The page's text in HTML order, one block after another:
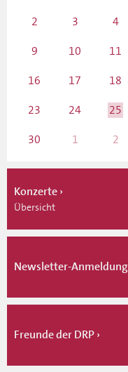
2
3 4
9
10 11
16
17 18
23
24 25
30
1 2
Konzerte
Übersicht
Newsletter-Anmeldung
Freunde der DRP